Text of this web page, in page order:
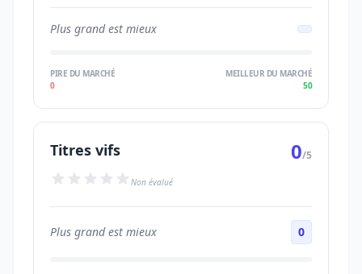
Plus grand est mieux
PIRE DU MARCHÉ
0
MEILLEUR DU MARCHÉ
50
Titres vifs 0/5
Non évalué
Plus grand est mieux 0